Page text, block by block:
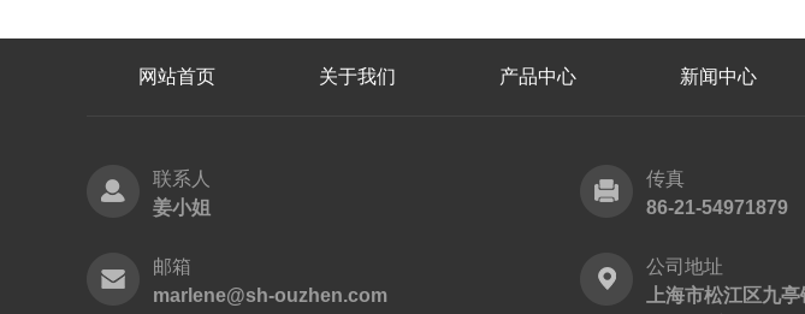
网站首页 关于我们 产品中心 新闻中心
联系人
姜小姐
传真
86-21-54971879
邮箱
marlene@sh-ouzhen.com
公司地址
上海市松江区九